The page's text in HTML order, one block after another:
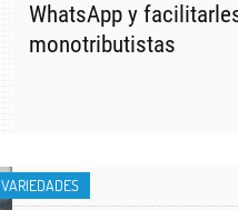
WhatsApp y
monotributistas
VARIEDADES